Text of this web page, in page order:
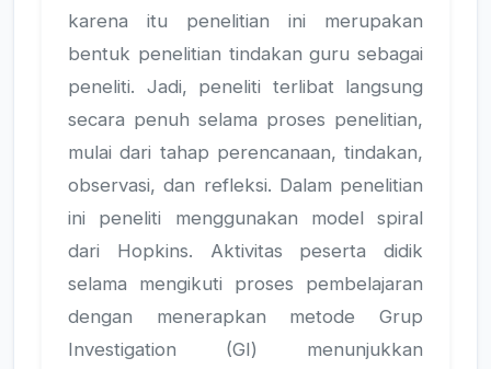
karena itu penelitian ini merupakan
bentuk penelitian tindakan guru sebagai
peneliti. Jadi, peneliti terlibat langsung
secara penuh selama proses penelitian,
mulai dari tahap perencanaan, tindakan,
observasi, dan refleksi. Dalam penelitian
ini peneliti menggunakan model spiral
dari Hopkins. Aktivitas peserta didik
selama mengikuti proses pembelajaran
dengan menerapkan metode Grup
Investigation (GI) menunjukkan